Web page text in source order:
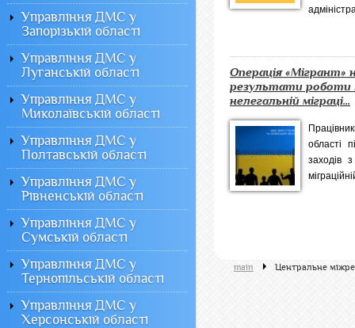
Операція «Мігрант»
результати роботи
нелегальній міграці...
області
заходів
main Центральне
Управління ДМС у
Запорізькій області
Управління ДМС у
Луганській області
Управління ДМС у
Миколаївській області
Управління ДМС у
Полтавській області
Управління ДМС у
Рівненській області
Управління ДМС у
Сумській області
Управління ДМС у
Тернопільській області
Управління ДМС у
Херсонській області